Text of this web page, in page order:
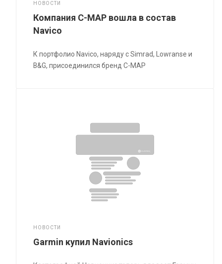
НОВОСТИ
Компания C-MAP вошла в состав
Navico
К портфолио Navico, наряду с Simrad, Lowranse и
B&G, присоединился бренд C-MAP
НОВОСТИ
Garmin купил Navionics